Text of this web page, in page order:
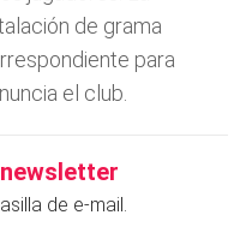
de grama
para
el club.
de e-mail.